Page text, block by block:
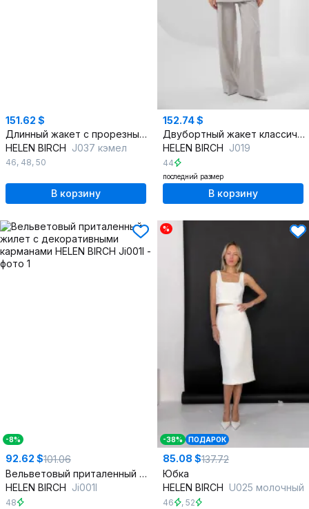
151.62 $
Длинный жакет с прорезными карманами и застежкой на пуговицы
HELEN BIRCH J037 кэмел
46, 48, 50
В корзину
152.74 $
Двубортный жакет классического кроя из костюмной ткани с подплечниками
HELEN BIRCH J019
44
последний размер
В корзину
-8%
92.62 $101.06
Вельветовый приталенный жилет с декоративными карманами
HELEN BIRCH Ji001l
48
%
-38% ПОДАРОК
85.08 $137.72
Юбка
HELEN BIRCH U025 молочный
46 , 52